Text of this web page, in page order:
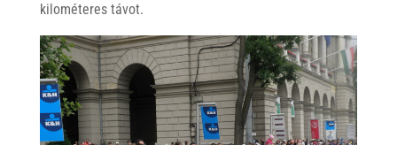
kilométeres távot.